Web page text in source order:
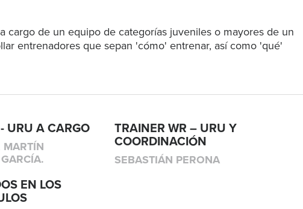
cargo de un equipo de categorías juveniles o mayores de un
entrenadores que sepan 'cómo' entrenar, así como 'qué'
URU A CARGO
MARTÍN
TRAINER WR – URU Y
COORDINACIÓN
SEBASTIÁN PERONA
EN LOS